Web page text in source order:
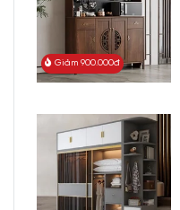
Giảm 900.000đ